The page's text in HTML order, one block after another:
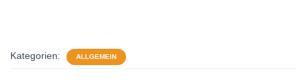
Kategorien: ALLGEMEIN